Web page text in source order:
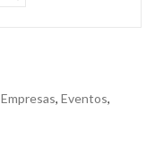
Empresas, Eventos,